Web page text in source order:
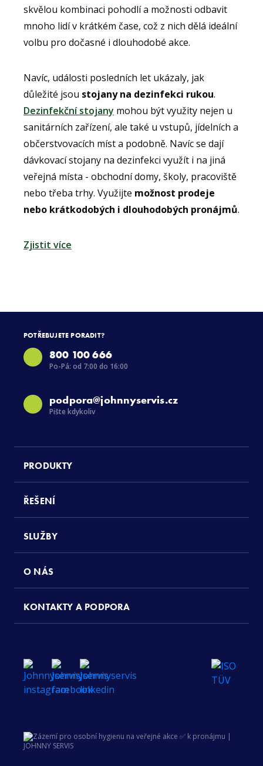
skvělou kombinaci pohodlí a možnosti odbavit
mnoho lidí v krátkém čase, což z nich dělá ideální
volbu pro dočasné i dlouhodobé akce.
Navíc, události posledních let ukázaly, jak
důležité jsou stojany na dezinfekci rukou.
Dezinfekční stojany mohou být využity nejen u
sanitárních zařízení, ale také u vstupů, jídelních a
občerstvovacích míst a podobně. Navíc se dají
dávkovací stojany na dezinfekci využít i na jiná
veřejná místa - obchodní domy, školy, pracoviště
nebo třeba trhy. Využijte možnost prodeje
nebo krátkodobých i dlouhodobých pronájmů.
Zjistit více
POTŘEBUJETE PORADIT?
800 100 666
Po-Pá: od 7:00 do 16:00
podpora@johnnyservis.cz
Pište kdykoliv
PRODUKTY
ŘEŠENÍ
SLUŽBY
O NÁS
KONTAKTY A PODPORA